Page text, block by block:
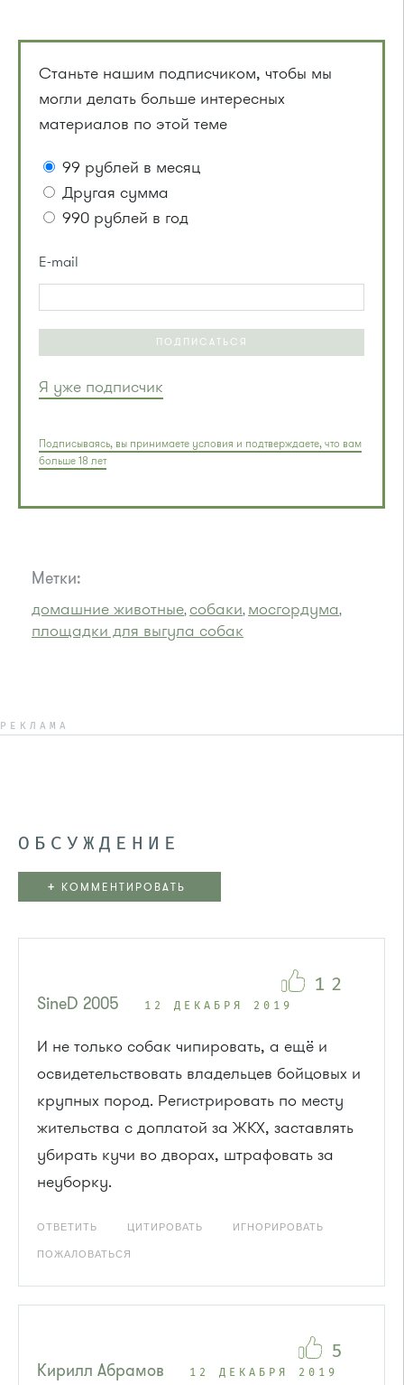
Станьте нашим подписчиком, чтобы мы
могли делать больше интересных
материалов по этой теме
99 рублей в месяц
Другая сумма
990 рублей в год
E-mail
ПОДПИСАТЬСЯ
Я уже подписчик
Подписываясь, вы принимаете условия и подтверждаете, что вам
больше 18 лет
Метки:
домашние животные, собаки, мосгордума,
площадки для выгула собак
РЕКЛАМА
ОБСУЖДЕНИЕ
+ КОММЕНТИРОВАТЬ
SineD 2005 12 ДЕКАБРЯ 2019
И не только собак чипировать, а ещё и
освидетельствовать владельцев бойцовых и
крупных пород. Регистрировать по месту
жительства с доплатой за ЖКХ, заставлять
убирать кучи во дворах, штрафовать за
неуборку.
ОТВЕТИТЬ ЦИТИРОВАТЬ ИГНОРИРОВАТЬ
ПОЖАЛОВАТЬСЯ
12
Кирилл Абрамов 12 ДЕКАБРЯ 2019
5